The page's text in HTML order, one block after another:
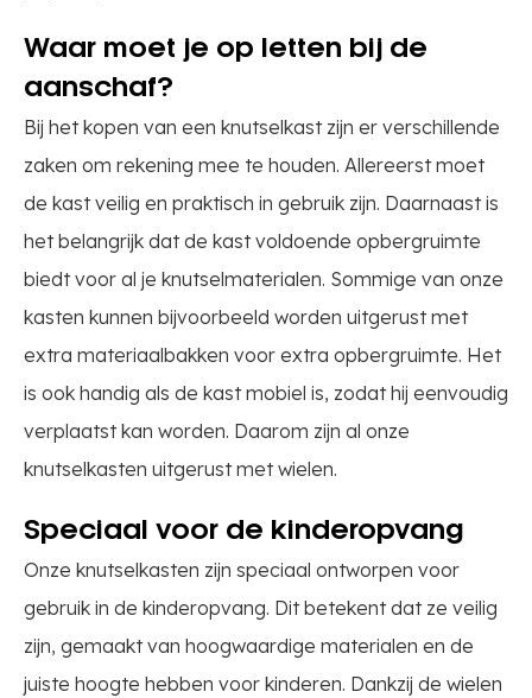
Waar moet je op letten bij de
aanschaf?
Bij het kopen van een knutselkast zijn er verschillende
zaken om rekening mee te houden. Allereerst moet
de kast veilig en praktisch in gebruik zijn. Daarnaast is
het belangrijk dat de kast voldoende opbergruimte
biedt voor al je knutselmaterialen. Sommige van onze
kasten kunnen bijvoorbeeld worden uitgerust met
extra materiaalbakken voor extra opbergruimte. Het
is ook handig als de kast mobiel is, zodat hij eenvoudig
verplaatst kan worden. Daarom zijn al onze
knutselkasten uitgerust met wielen.
Speciaal voor de kinderopvang
Onze knutselkasten zijn speciaal ontworpen voor
gebruik in de kinderopvang. Dit betekent dat ze veilig
zijn, gemaakt van hoogwaardige materialen en de
juiste hoogte hebben voor kinderen. Dankzij de wielen